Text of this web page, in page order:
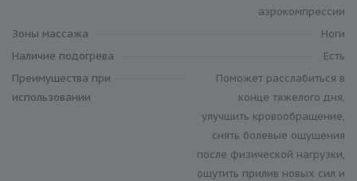
аэрокомпрессии
Зоны массажа
Ноги
Наличие подогрева
Есть
Преимущества при
использовании
Поможет расслабиться в
конце тяжелого дня,
улучшить кровообращение,
снять болевые ощущения
после физической нагрузки,
ощутить прилив новых сил и